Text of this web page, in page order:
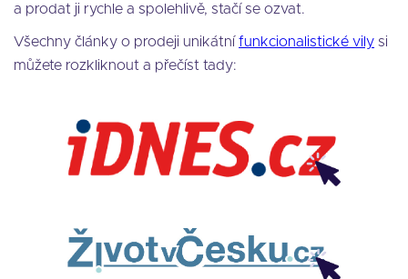
a prodat ji rychle a spolehlivě, stačí se ozvat.
Všechny články o prodeji unikátní funkcionalistické vily si
můžete rozkliknout a přečíst tady: